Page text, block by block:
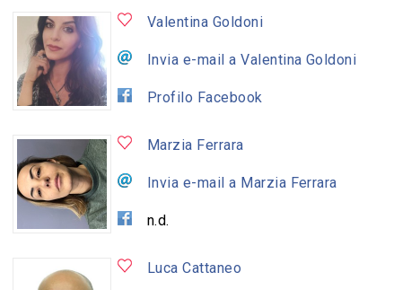
Valentina Goldoni
Invia e-mail a Valentina Goldoni
Profilo Facebook
Marzia Ferrara
Invia e-mail a Marzia Ferrara
n.d.
Luca Cattaneo